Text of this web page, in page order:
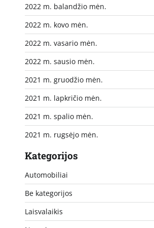
2022 m. balandžio mėn.
2022 m. kovo mėn.
2022 m. vasario mėn.
2022 m. sausio mėn.
2021 m. gruodžio mėn.
2021 m. lapkričio mėn.
2021 m. spalio mėn.
2021 m. rugsėjo mėn.
Kategorijos
Automobiliai
Be kategorijos
Laisvalaikis